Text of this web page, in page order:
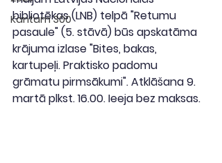
Kantam 300
bibliotēkas (LNB) telpā "Retumu
pasaule" (5. stāvā) būs apskatāma
krājuma izlase "Bites, bakas,
kartupeļi. Praktisko padomu
grāmatu pirmsākumi". Atklāšana 9.
martā plkst. 16.00. Ieeja bez maksas.